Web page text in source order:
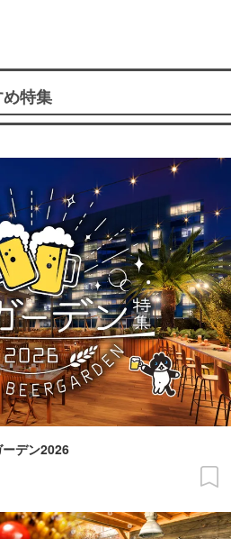
特集
デン2026